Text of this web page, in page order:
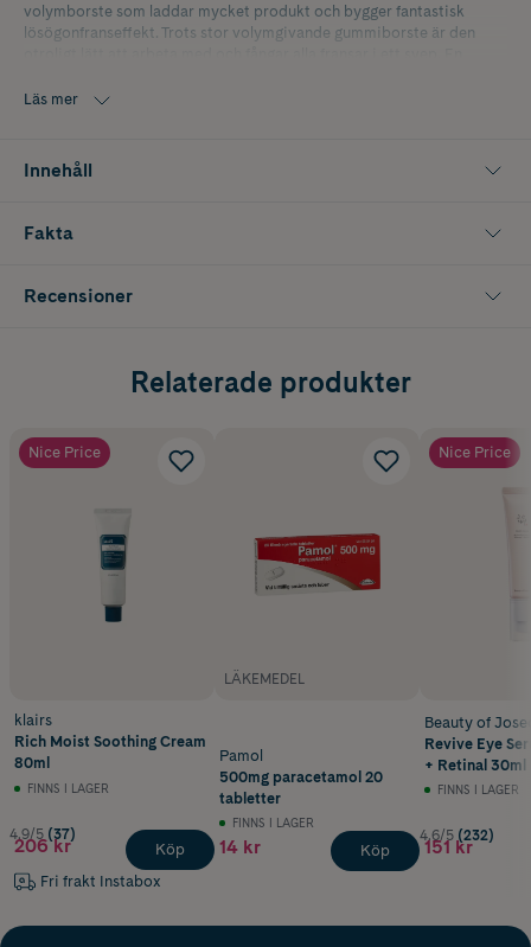
volymborste som laddar mycket produkt och bygger fantastisk
lösögonfranseffekt. Trots stor volymgivande gummiborste är den
Läs mer
Innehåll
Fakta
Recensioner
Relaterade produkter
Nice Price
klairs
Rich Moist Soothing Cream
80ml
FINNS I LAGER
4.9/5 (37)
206 kr
Fri frakt Instabox
Köp
LÄKEMEDEL
Pamol
500mg paracetamol 20
tabletter
FINNS I LAGER
14 kr Köp
Nice Price
Beauty of
Revive Eye
+ Retinal 30ml
FINNS I LAGER
4.6/5 (232)
151 kr